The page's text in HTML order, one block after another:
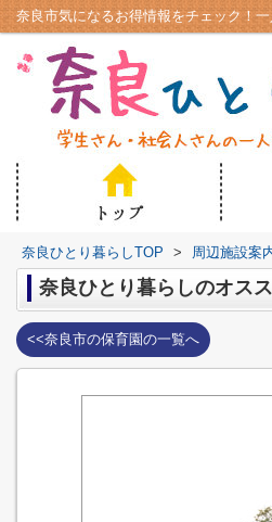
奈良ひとり暮らしTOP > 周辺施設案
奈良ひとり暮らしのオス
<<奈良市の保育園の一覧へ